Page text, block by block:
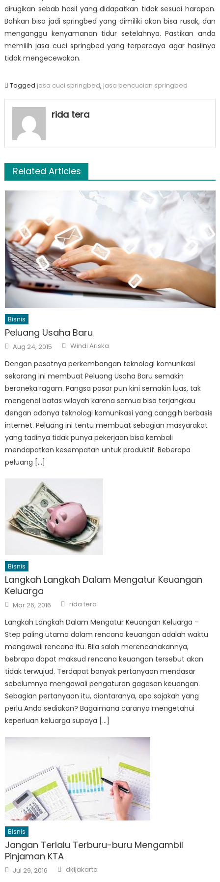
dirugikan sebab hasil yang didapatkan tidak sesuai harapan.
Bahkan bisa jadi springbed yang dimiliki akan bisa rusak, dan
menganggu kenyamanan tidur setelahnya. Pastikan anda
memilih jasa cuci springbed yang terpercaya agar hasilnya
tidak mengecewakan.
Tagged jasa cuci springbed, jasa pencucian springbed
rida tera
Related Articles
Bisnis
Peluang Usaha Baru
Posted
on
Aug 24, 2015 Author
Windi Ariska
Dengan pesatnya perkembangan teknologi komunikasi
sekarang ini membuat Peluang Usaha Baru semakin
beraneka ragam. Pangsa pasar pun kini semakin luas, tak
mengenal batas wilayah karena semua bisa terjangkau
dengan adanya teknologi komunikasi yang canggih berbasis
internet. Peluang ini tentu membuat sebagian masyarakat
yang tadinya tidak punya pekerjaan bisa kembali
mendapatkan kesempatan untuk produktif. Beberapa
peluang […]
Bisnis
Langkah Langkah Dalam Mengatur Keuangan
Keluarga
Posted
on
Mar 26, 2016 Author
rida tera
Langkah Langkah Dalam Mengatur Keuangan Keluarga –
Step paling utama dalam rencana keuangan adalah waktu
mengawali rencana itu. Bila salah merencanakannya,
bebrapa dapat maksud rencana keuangan tersebut akan
tidak terwujud. Terdapat banyak pertanyaan mendasar
sebelumnya mengawali pengaturan gagasan keuangan.
Sebagian pertanyaan itu, diantaranya, apa sajakah yang
perlu Anda sediakan? Bagaimana caranya mengetahui
keperluan keluarga supaya […]
Bisnis
Jangan Terlalu Terburu-buru Mengambil
Pinjaman KTA
Posted
on
Jul 29, 2016 Author
dkijakarta